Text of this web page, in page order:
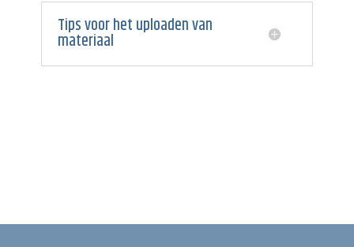
Tips voor het uploaden van
materiaal